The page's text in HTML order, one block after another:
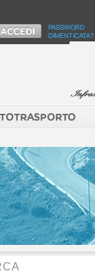
PASSWORD
DIMENTICATA?